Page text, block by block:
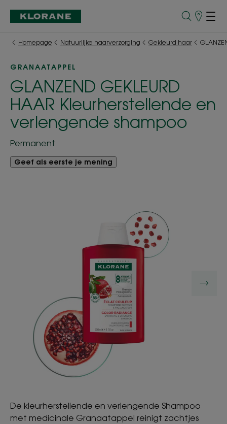
Homepage Natuurlijke haarverzorging Gekleurd haar
GRANAATAPPEL
GLANZEND GEKLEURD
HAAR Kleurherstellende en
verlengende shampoo
Permanent
Geef als eerste je mening
De kleurherstellende en verlengende Shampoo
met medicinale Granaatappel reinigt zachtjes